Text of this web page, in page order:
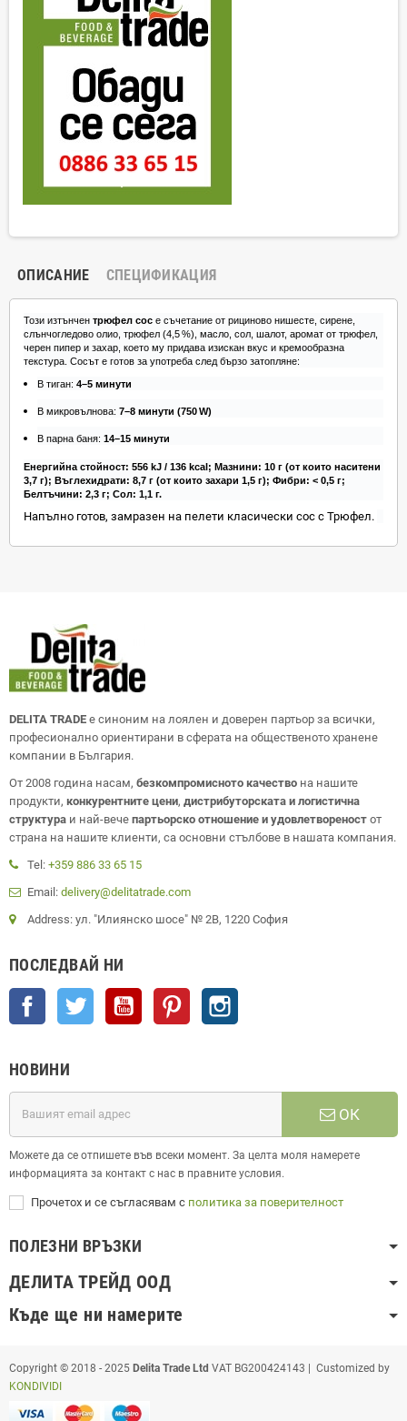
ОПИСАНИЕ СПЕЦИФИКАЦИЯ
Този изтънчен трюфел сос е съчетание от рициново нишесте, сирене,
слънчогледово олио, трюфел (4,5 %), масло, сол, шалот, аромат от трюфел,
черен пипер и захар, което му придава изискан вкус и кремообразна
текстура. Сосът е готов за употреба след бързо затопляне:
В тиган: 4–5 минути
В микровълнова: 7–8 минути (750 W)
В парна баня: 14–15 минути
Енергийна стойност: 556 kJ / 136 kcal; Мазнини: 10 г (от които наситени
3,7 г); Въглехидрати: 8,7 г (от които захари 1,5 г); Фибри: < 0,5 г;
Белтъчини: 2,3 г; Сол: 1,1 г.
Напълно готов, замразен на пелети класически сос с Трюфел.
DELITA TRADE е синоним на лоялен и доверен партьор за всички,
професионално ориентирани в сферата на общественото хранене
компании в България.
От 2008 година насам, безкомпромисното качество на нашите
продукти, конкурентните цени, дистрибуторската и логистична
структура и най-вече партьорско отношение и удовлетвореност от
страна на нашите клиенти, са основни стълбове в нашата компания.
Tel: +359 886 33 65 15
Email: delivery@delitatrade.com
Address: ул. "Илиянско шосе" № 2В, 1220 София
ПОСЛЕДВАЙ НИ
Facebook Twitter YouTube Pinterest
НОВИНИ
ОК
Можете да се отпишете във всеки момент. За целта моля намерете
информацията за контакт с нас в правните условия.
Прочетох и се съгласявам с политика за поверителност
ПОЛЕЗНИ ВРЪЗКИ
ДЕЛИТА ТРЕЙД ООД
Къде ще ни намерите
Copyright © 2018 - 2025 Delita Trade Ltd VAT BG200424143 | Customized by
KONDIVIDI